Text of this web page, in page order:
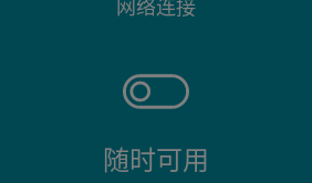
网络连接
随时可用